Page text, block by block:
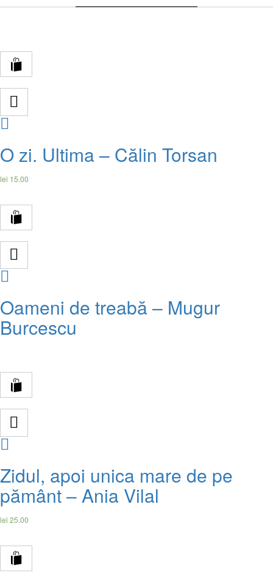
O zi. Ultima – Călin Torsan
lei 15.00
Oameni de treabă – Mugur
Burcescu
Zidul, apoi unica mare de pe
pământ – Ania Vilal
lei 25.00